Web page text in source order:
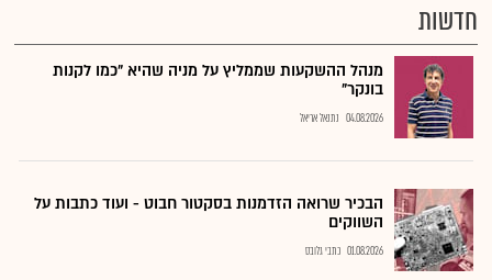
חדשות
מנהל ההשקעות שממליץ על מניה שהיא "כמו לקנות
בונקר"
04.08.2026 נתנאל אריאל
הבכיר שרואה הזדמנות בסקטור חבוט - ועוד כתבות על
השווקים
01.08.2026 כתבי גלובס